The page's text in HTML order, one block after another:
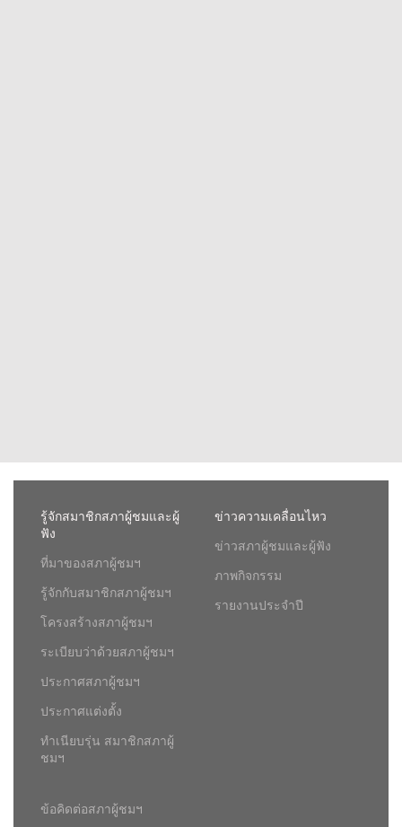
รู้จักสมาชิกสภาผู้ชมและผู้
ฟัง
ที่มาของสภาผู้ชมฯ
รู้จักกับสมาชิกสภาผู้ชมฯ
โครงสร้างสภาผู้ชมฯ
ระเบียบว่าด้วยสภาผู้ชมฯ
ประกาศสภาผู้ชมฯ
ประกาศแต่งตั้ง
ทำเนียบรุ่น สมาชิกสภาผู้
ชมฯ
ข่าวความเคลื่อนไหว
ข่าวสภาผู้ชมและผู้ฟัง
ภาพกิจกรรม
รายงานประจำปี
ข้อคิดต่อสภาผู้ชมฯ